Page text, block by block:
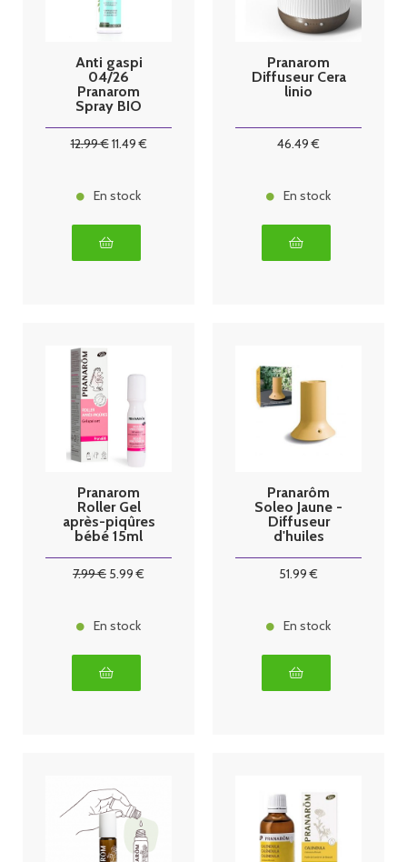
Anti gaspi
04/26
Pranarom
Spray BIO
tree 150 ml
12.99€11.49€
En stock
Pranarom
Diffuseur Cera
linio
46.49 €
En stock
Pranarom
Roller Gel
après-piqûres
bébé 15ml
7.99€ 5.99 €
En stock
Pranarôm
Soleo Jaune -
Diffuseur
d'huiles
51.99 €
En stock